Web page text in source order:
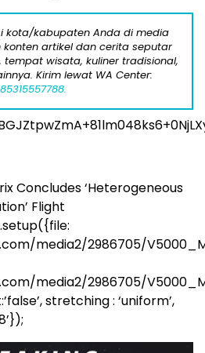
kota/kabupaten Anda di media
konten artikel dan cerita seputar
wisata, kuliner tradisional,
Kirim lewat WA Center:
Concludes ‘Heterogeneous
Flight
media2/2986705/
media2/2986705/
stretching : ‘uniform’,